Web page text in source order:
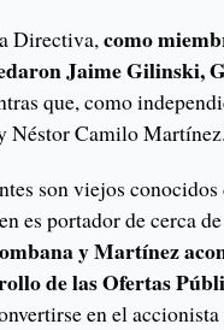
Directiva,como
Jaime Gilinski,
que, como
Néstor Camilo Martínez.
son viejos
es portador de cerca
y Martínez
de las Ofertas
en el